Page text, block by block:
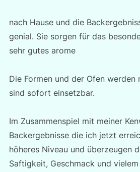
nach Hause und die
genial. Sie sorgen für das
sehr gutes arome
Die Formen und der Ofen
sind sofort einsetzbar.
Im Zusammenspiel mit meiner
Backergebnisse die ich jetzt
höheres Niveau und überzeugen
Saftigkeit, Geschmack und